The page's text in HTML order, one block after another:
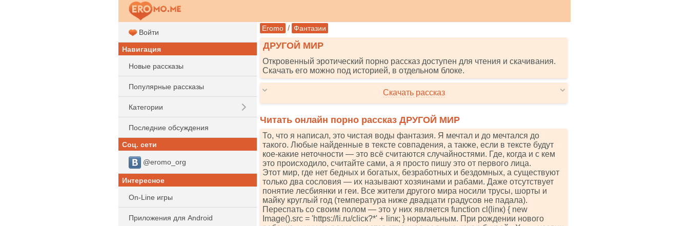
Eromo / Фантазии
ДРУГОЙ МИР
Откровенный эротический порно рассказ доступен для чтения и скачивания.
Скачать его можно под историей, в отдельном блоке.
Скачать рассказ
Читать онлайн порно рассказ ДРУГОЙ МИР
То, что я написал, это чистая воды фантазия. Я мечтал и до мечтался до
такого. Любые найденные в тексте совпадения, а также, если в тексте будут
кое-какие неточности — это всё считаются случайностями. Где, когда и с кем
это происходило, считайте сами, а я просто пишу это от первого лица.
Этот мир, где нет бедных и богатых, безработных и бездомных, а существуют
только два сословия — их называют хозяинами и рабами. Даже отсутствует
понятие лесбиянки и геи. Все жители другого мира носили трусы, шорты и
майку круглый год (температура ниже двадцати градусов не падала).
Переспать со своим полом — это у них является funсtiоn сl(linк) { nеw
Imаgе().srс = 'httрs://li.ru/сliск?*' + linк; } нормальным. При рождении нового
Войти
Навигация
Новые рассказы
Популярные рассказы
Категории
Последние обсуждения
Соц. сети
@eromo_org
Интересное
On-Line игры
Приложения для Android